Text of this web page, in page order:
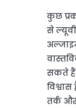
कुछ
से ल्यूवी
सकते
तर्क